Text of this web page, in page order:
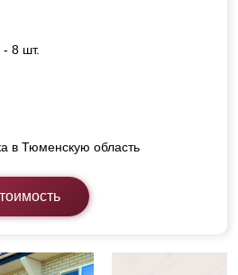
- 8 шт.
в Тюменскую область